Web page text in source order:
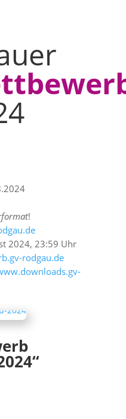
!
2024, 23:59 Uhr
rodgau.de